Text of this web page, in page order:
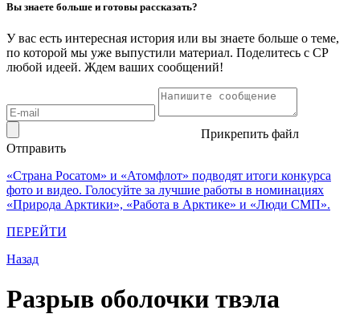
Вы знаете больше и готовы рассказать?
У вас есть интересная история или вы знаете больше о теме,
по которой мы уже выпустили материал. Поделитесь с СР
любой идеей. Ждем ваших сообщений!
Прикрепить файл
Отправить
«Страна Росатом» и «Атомфлот» подводят итоги конкурса
фото и видео. Голосуйте за лучшие работы в номинациях
«Природа Арктики», «Работа в Арктике» и «Люди СМП».
ПЕРЕЙТИ
Назад
Разрыв оболочки твэла